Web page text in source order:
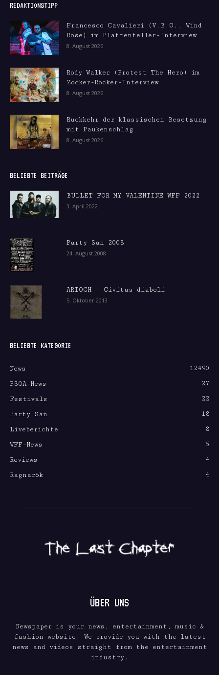
REDAKTIONSTIPP
Francesco Cavalieri (V.B.O., Wind
Rose) im Plattenteller-Interview
8. August 2026
Rody Walker (Protest The Hero) im
Zocker-Rocker-Interview
8. August 2026
Rückkehr der klassischen Besetzung
mit Paukenschlag
8. August 2026
BELIEBTE BEITRÄGE
BULLET FOR MY VALENTINE WFF 2022
3. April 2022
Party San 2008
24. August 2008
ARIOCH – Civitas diaboli
5. Oktober 2013
BELIEBTE KATEGORIE
News
12490
PSOA-News
27
Festivals
22
Party San
18
Liveberichte
8
WFF-News
5
Reviews
4
Ragnarök
4
ÜBER UNS
Newspaper is your news, entertainment, music &
fashion website. We provide you with the latest
news and videos straight from the entertainment
industry.